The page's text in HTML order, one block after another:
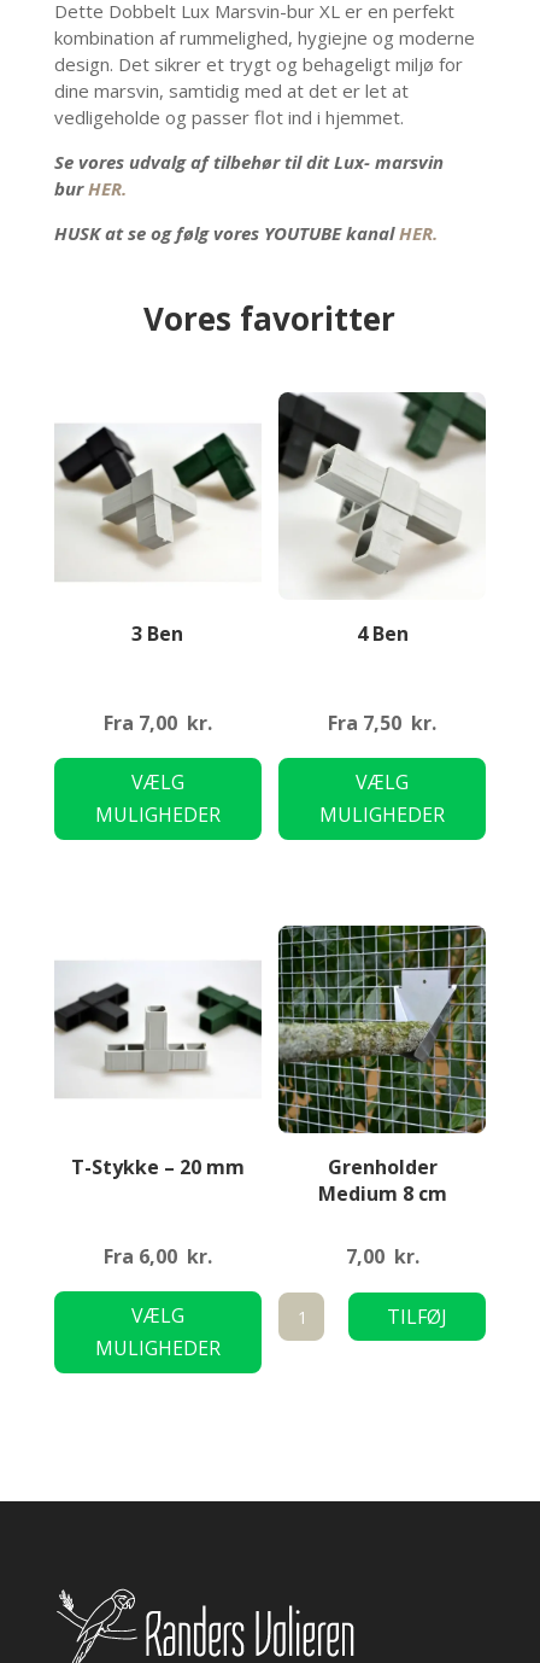
Dette Dobbelt Lux Marsvin-bur XL er en perfekt
kombination af rummelighed, hygiejne og moderne
design. Det sikrer et trygt og behageligt miljø for
dine marsvin, samtidig med at det er let at
vedligeholde og passer flot ind i hjemmet.
Se vores udvalg af tilbehør til dit Lux- marsvin
burHER.
HUSK at se og følg vores YOUTUBE kanalHER.
Vores favoritter
3 Ben
Fra 7,00 kr.
VÆLG
MULIGHEDER
Dette
flere
kan
vælges
på
varesiden
4 Ben
Fra 7,50 kr.
VÆLG
MULIGHEDER
kan
på
T-Stykke – 20 mm
Fra 6,00 kr.
VÆLG
MULIGHEDER
Dette
vælges
Grenholder
Medium 8 cm
7,00 kr.
Grenholder
Medium
TILFØJ
TIL KURV